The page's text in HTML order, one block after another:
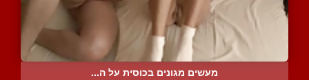
מעשים מגונים בכוסית על ה...